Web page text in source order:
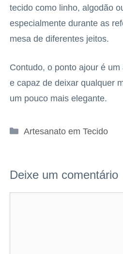
tecido como linho, algodão
especialmente durante as
mesa de diferentes jeitos.
Contudo, o ponto ajour é
e capaz de deixar qualquer
um pouco mais elegante.
Categorias
Artesanato em Tecido
Deixe um comentário